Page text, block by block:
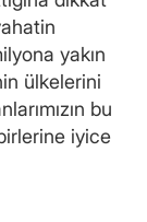
yakın
ülkelerini
bu
iyice